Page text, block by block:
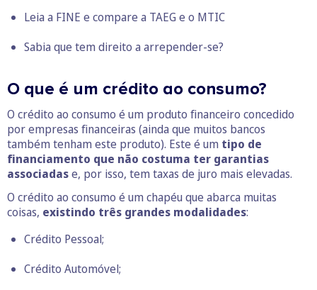
Leia a FINE e compare a TAEG e o MTIC
Sabia que tem direito a arrepender-se?
O que é um crédito ao consumo?
O crédito ao consumo é um produto financeiro concedido
por empresas financeiras (ainda que muitos bancos
também tenham este produto). Este é um tipo de
financiamento que não costuma ter garantias
associadase, por isso, tem taxas de juro mais elevadas.
O crédito ao consumo é um chapéu que abarca muitas
coisas, existindo três grandes modalidades:
Crédito Pessoal;
Crédito Automóvel;